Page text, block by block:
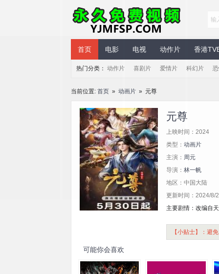
永久免费视频
首页 电影 电视 动作片 香港
热门分类： 动作片 喜剧片 爱情片 科幻片
当前位置: 首页 » 动画片 » 元尊
元尊
上映时间：2024
类型： 动画片
主演： 周元
导演： 林一帆
地区：中国大陆
更新时间：2024/8/
主要剧情：改编自
【小贴士】：避
可能你会喜欢